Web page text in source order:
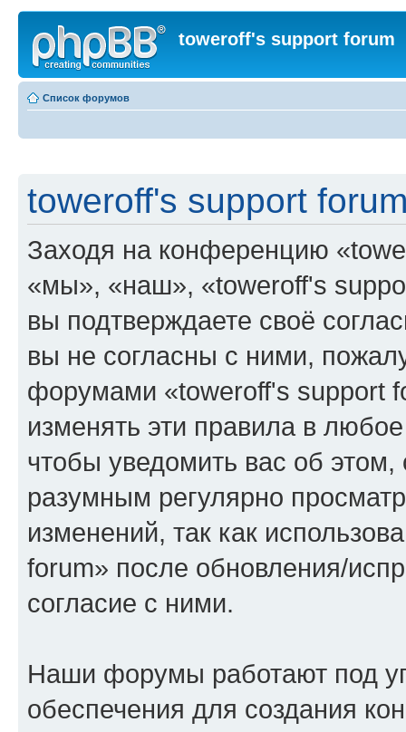
toweroff's support forum
Список форумов
toweroff's support
Заходя на конференцию
«мы», «наш», «toweroff's
вы подтверждаете своё
вы не согласны с ними,
форумами «toweroff's support
изменять эти правила в
чтобы уведомить вас об
разумным регулярно
изменений, так как
forum» после обновления/
согласие с ними.
Наши форумы работают под
обеспечения для создания